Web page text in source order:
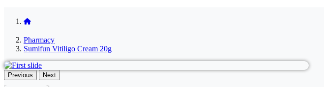
Pharmacy
Sumifun Vitiligo Cream 20g
Previous Next